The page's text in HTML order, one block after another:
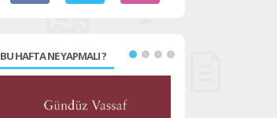
BU HAFTA NE YAPMALI ?